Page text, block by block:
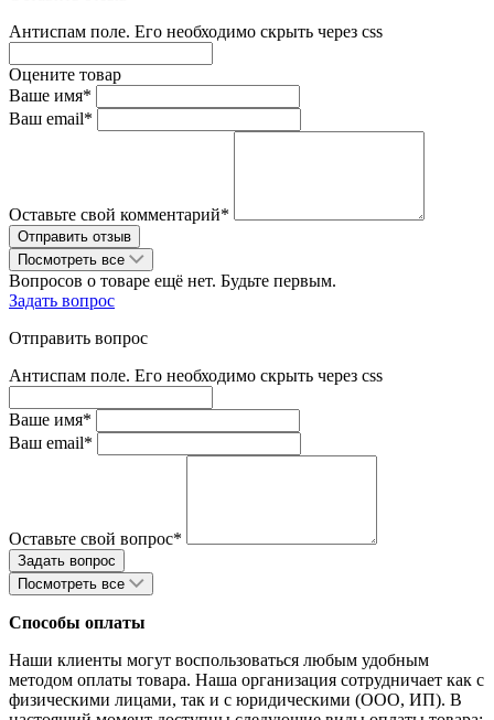
Антиспам поле. Его необходимо скрыть через css
Оцените товар
Ваше имя*
Ваш email*
Оставьте свой комментарий*
Посмотреть все
Вопросов о товаре ещё нет. Будьте первым.
Задать вопрос
Отправить вопрос
Антиспам поле. Его необходимо скрыть через css
Ваше имя*
Ваш email*
Оставьте свой вопрос*
Посмотреть все
Способы оплаты
Наши клиенты могут воспользоваться любым удобным
методом оплаты товара. Наша организация сотрудничает как с
физическими лицами, так и с юридическими (ООО, ИП). В